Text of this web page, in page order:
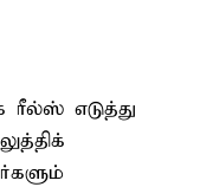
ரீல்ஸ் எடுத்து